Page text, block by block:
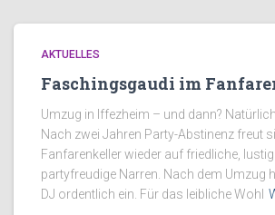
AKTUELLES
Faschingsgaudi im
Umzug in Iffezheim – und dann?
Nach zwei Jahren Party-Abstinenz freut
Fanfarenkeller wieder auf friedliche,
partyfreudige Narren. Nach dem Umzug
DJ ordentlich ein. Für das leibliche Wohl